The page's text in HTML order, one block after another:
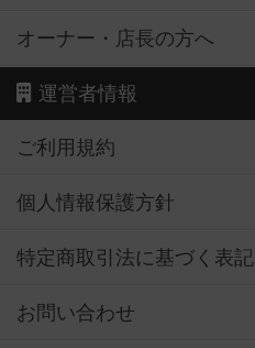
オーナー・店長の方へ
運営者情報
ご利用規約
個人情報保護方針
特定商取引法に基づく表記
お問い合わせ